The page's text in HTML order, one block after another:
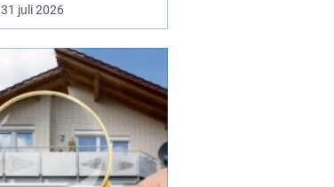
missförstådda. Många
ytor, men modern betong
i Falkenberg handlar lika
mycket om design,
precision och långsiktig
funktion. För den som
planerar ny grund...
31 juli 2026